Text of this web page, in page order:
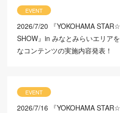
EVENT
2026/7/20
『YOKOHAMA
SHOW』in みなとみらいエリア
なコンテンツの実施内容発表！
EVENT
2026/7/16
『YOKOHAMA